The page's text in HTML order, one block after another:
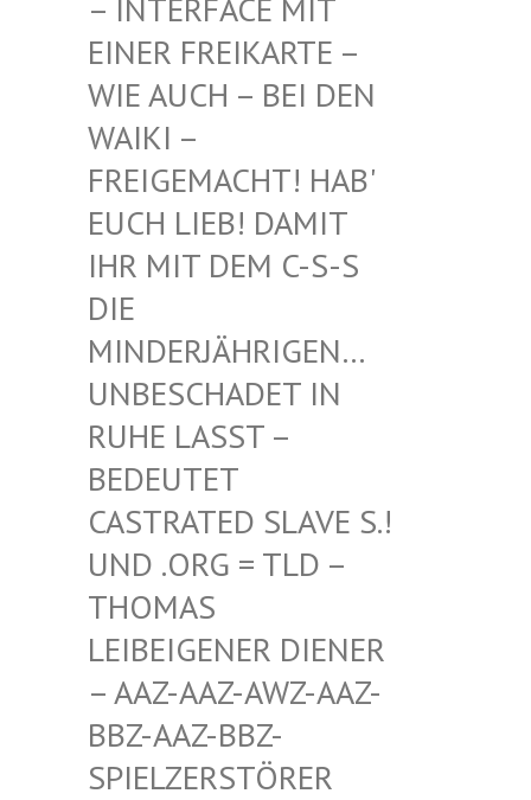
INTERFACE MIT EI
NER FREIKARTE – WI
E AUCH – BEI DEN WA
IKI – FR
EIGEMACHT! HAB' EU
CH LIEB! DAMIT IH
R MIT DEM C-S-S DI
E MI
NDERJÄHRIGEN… UN
BESCHADET IN RU
HE LASST – BE
DEUTET CA
STRATED SLAVE S.! UN
D .ORG = TLD – TH
OMAS LE
IBEIGENER DIENER –
AAZ-AAZ-AWZ-AAZ-BB
Z-AAZ-BBZ-SP
IELZERSTÖRER ZU